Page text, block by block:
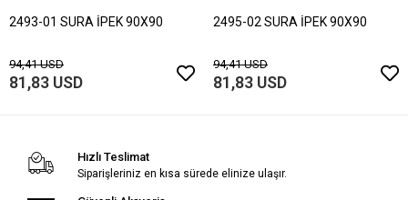
2493-01 SURA İPEK 90X90
94,41 USD
81,83 USD
2495-02 SURA İPEK 90X90
94,41 USD
81,83 USD
Hızlı Teslimat
Siparişleriniz en kısa sürede elinize ulaşır.